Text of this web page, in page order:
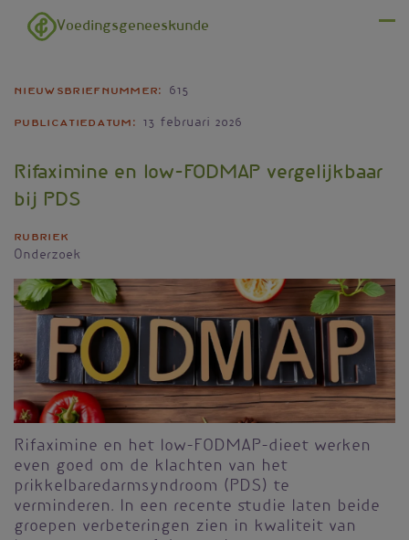
Overslaan en naar de inhoud gaan
Voedingsgeneeskunde
Nieuwsbriefnummer 615
Publicatiedatum 13 februari 2026
Rifaximine en low-FODMAP vergelijkbaar
bij PDS
Rubriek
Onderzoek
Rifaximine en het low-FODMAP-dieet werken
even goed om de klachten van het
prikkelbaredarmsyndroom (PDS) te
verminderen. In een recente studie laten beide
groepen verbeteringen zien in kwaliteit van